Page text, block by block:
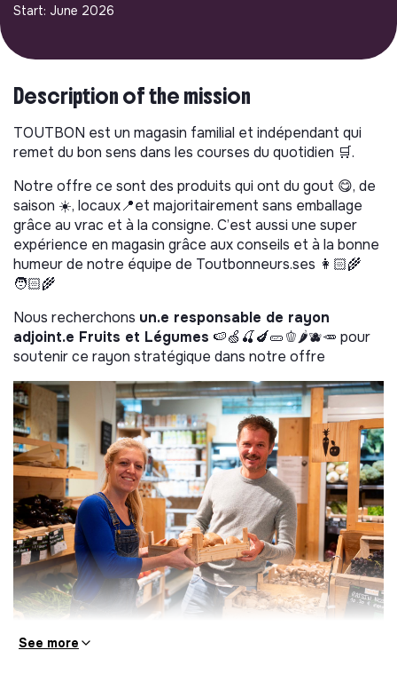
Start: June 2026
Description of the mission
TOUTBON est un magasin familial et indépendant qui
remet du bon sens dans les courses du quotidien 🛒.
Notre offre ce sont des produits qui ont du gout 😋, de
saison ☀️, locaux📍et majoritairement sans emballage
grâce au vrac et à la consigne. C’est aussi une super
expérience en magasin grâce aux conseils et à la bonne
humeur de notre équipe de Toutbonneurs.ses 👩🏻‍🌾
🧑🏻‍🌾
Nous recherchons un.e responsable de rayon
adjoint.e Fruits et Légumes 🍉🍏🍒🍆🥒🫑🌶️🫐🥕 pour
soutenir ce rayon stratégique dans notre offre
Tes missions :
See more